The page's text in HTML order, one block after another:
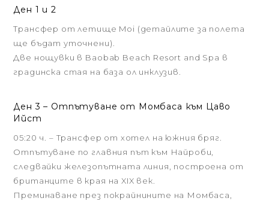
Ден 1 и 2
Трансфер от летище Moi (детайлите за полета
ще бъдат уточнени).
Две нощувки в Baobab Beach Resort and Spa в
градинска стая на база ол инклузив.
Ден 3 – Отпътуване от Момбаса към Цаво
Ийст
05:20 ч. – Трансфер от хотел на южния бряг.
Отпътуване по главния път към Найроби,
следвайки железопътната линия, построена от
британците в края на XIX век.
Преминаване през покрайнините на Момбаса,